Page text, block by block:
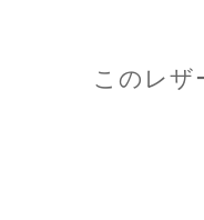
このレザ